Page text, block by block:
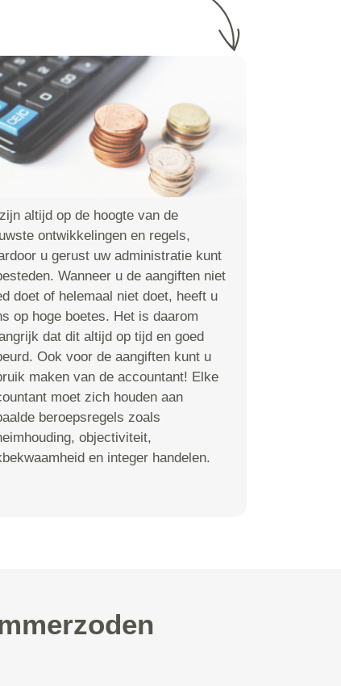
altijd op de hoogte van de
ontwikkelingen en regels,
u gerust uw administratie kunt
Wanneer u de aangiften niet
doet of helemaal niet doet, heeft u
op hoge boetes. Het is daarom
dat dit altijd op tijd en goed
Ook voor de aangiften kunt u
maken van de accountant! Elke
moet zich houden aan
beroepsregels zoals
objectiviteit,
en integer handelen.